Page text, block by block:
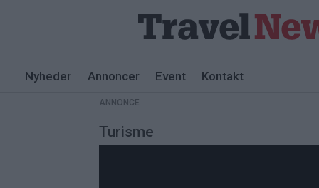
Nyheder Annoncer Event Kontakt
ANNONCE
Turisme